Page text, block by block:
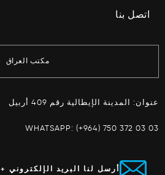
اتصل بنا
مكتب العراق
عنوان: المدينة الإيطالية رقم 409 أربيل
WHATSAPP: (+964) 750 372 03 03
أرسل لنا البريد الإلكتروني +